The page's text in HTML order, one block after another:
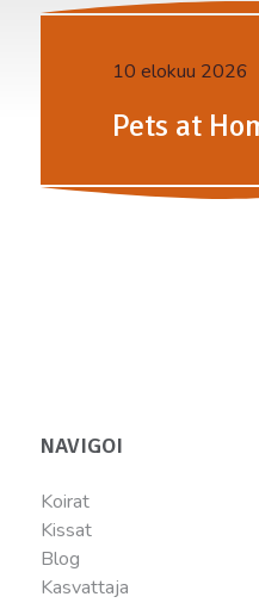
10 elokuu 2026
Pets at
NAVIGOI
Koirat
Kissat
Blog
Kasvattaja